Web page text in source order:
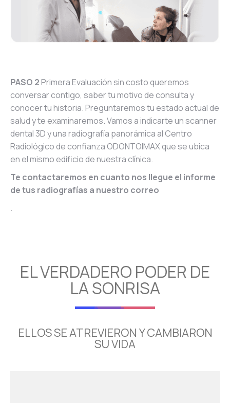
PASO 2Primera Evaluación sin costo queremos
conversar contigo, saber tu motivo de consulta y
conocer tu historia. Preguntaremos tu estado actual de
salud y te examinaremos. Vamos a indicarte un scanner
dental 3D y una radiografía panorámica al Centro
Radiológico de confianza ODONTOIMAX que se ubica
en el mismo edificio de nuestra clínica.
Te contactaremos en cuanto nos llegue el informe
de tus radiografías a nuestro correo
.
EL VERDADERO PODER DE
LA SONRISA
ELLOS SE ATREVIERON Y CAMBIARON
SU VIDA